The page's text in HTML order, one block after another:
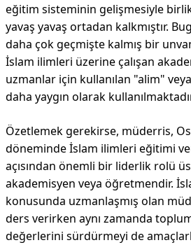
eğitim sisteminin gelişmesiyle
yavaş yavaş ortadan kalkmıştır.
daha çok geçmişte kalmış bir
İslam ilimleri üzerine çalışan
uzmanlar için kullanılan "alim"
daha yaygın olarak
Özetlemek gerekirse, müderris,
döneminde İslam ilimleri eğitimi
açısından önemli bir liderlik rolü
akademisyen veya öğretmendir.
konusunda uzmanlaşmış olan
ders verirken aynı zamanda
değerlerini sürdürmeyi de